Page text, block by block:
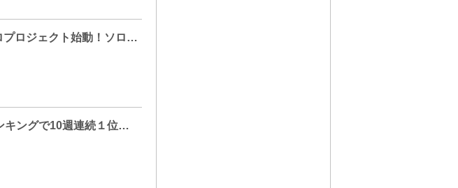
BTS・メインラッパーSUGA、満を持して大型ソロプロジェクト始動！ソロアーティストとして世界を横断するミュージック・ロードムービー『SUGA: Road to D-DAY』、ディズニープラス「スター」で近日配信が決定！ティザー予告も解禁！
BTS（防弾少年団）、FAN N STARのグループランキングで10週連続１位！名誉の殿堂入りへ